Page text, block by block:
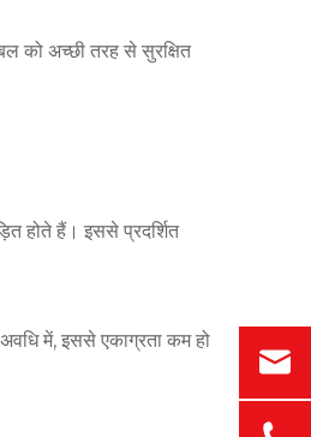
को अच्छी तरह से सुरक्षित
होते हैं। इससे प्रदर्शित
में, इससे एकाग्रता कम हो